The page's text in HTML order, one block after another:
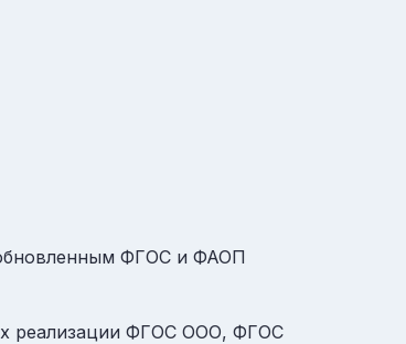
ФГОС и ФАОП
реализации ФГОС ООО, ФГОС